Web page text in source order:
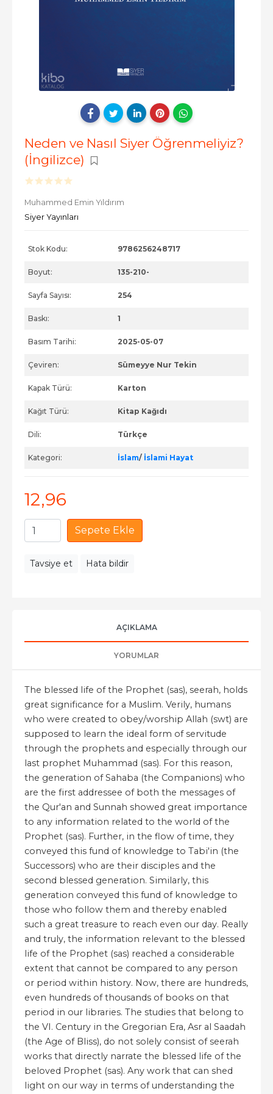
Neden ve Nasıl Siyer Öğrenmeliyiz?
(İngilizce)
Muhammed Emin Yıldırım
Siyer Yayınları
Stok Kodu: 9786256248717
Boyut: 135-210-
Sayfa Sayısı: 254
Baskı: 1
Basım Tarihi: 2025-05-07
Çeviren: Sümeyye Nur Tekin
Kapak Türü: Karton
Kağıt Türü: Kitap Kağıdı
Dili: Türkçe
Kategori: İslam/ İslami Hayat
12,96
Sepete Ekle
Tavsiye et Hata bildir
AÇIKLAMA
YORUMLAR
The blessed life of the Prophet (sas), seerah, holds
great significance for a Muslim. Verily, humans
who were created to obey/worship Allah (swt) are
supposed to learn the ideal form of servitude
through the prophets and especially through our
last prophet Muhammad (sas). For this reason,
the generation of Sahaba (the Companions) who
are the first addressee of both the messages of
the Qur'an and Sunnah showed great importance
to any information related to the world of the
Prophet (sas). Further, in the flow of time, they
conveyed this fund of knowledge to Tabi'in (the
Successors) who are their disciples and the
second blessed generation. Similarly, this
generation conveyed this fund of knowledge to
those who follow them and thereby enabled
such a great treasure to reach even our day. Really
and truly, the information relevant to the blessed
life of the Prophet (sas) reached a considerable
extent that cannot be compared to any person
or period within history. Now, there are hundreds,
even hundreds of thousands of books on that
period in our libraries. The studies that belong to
the VI. Century in the Gregorian Era, Asr al Saadah
(the Age of Bliss), do not solely consist of seerah
works that directly narrate the blessed life of the
beloved Prophet (sas). Any work that can shed
light on our way in terms of understanding the